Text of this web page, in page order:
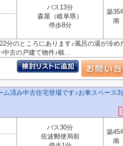
バス13分
森屋（岐阜県）
停歩8分
築35
南
分のところにあります♪風呂の湯が冷め
中古の戸建て物件♪岐...
ム済み中古住宅登場です♪お車スペース3
バス30分
佐波郵便局前
築45
南